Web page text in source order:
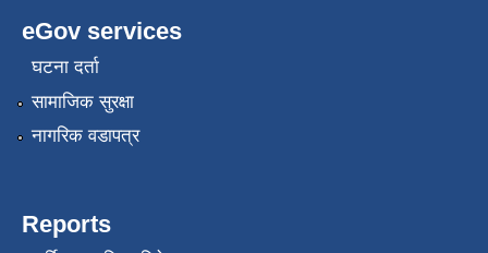
eGov services
घटना दर्ता
सामाजिक सुरक्षा
नागरिक वडापत्र
Reports